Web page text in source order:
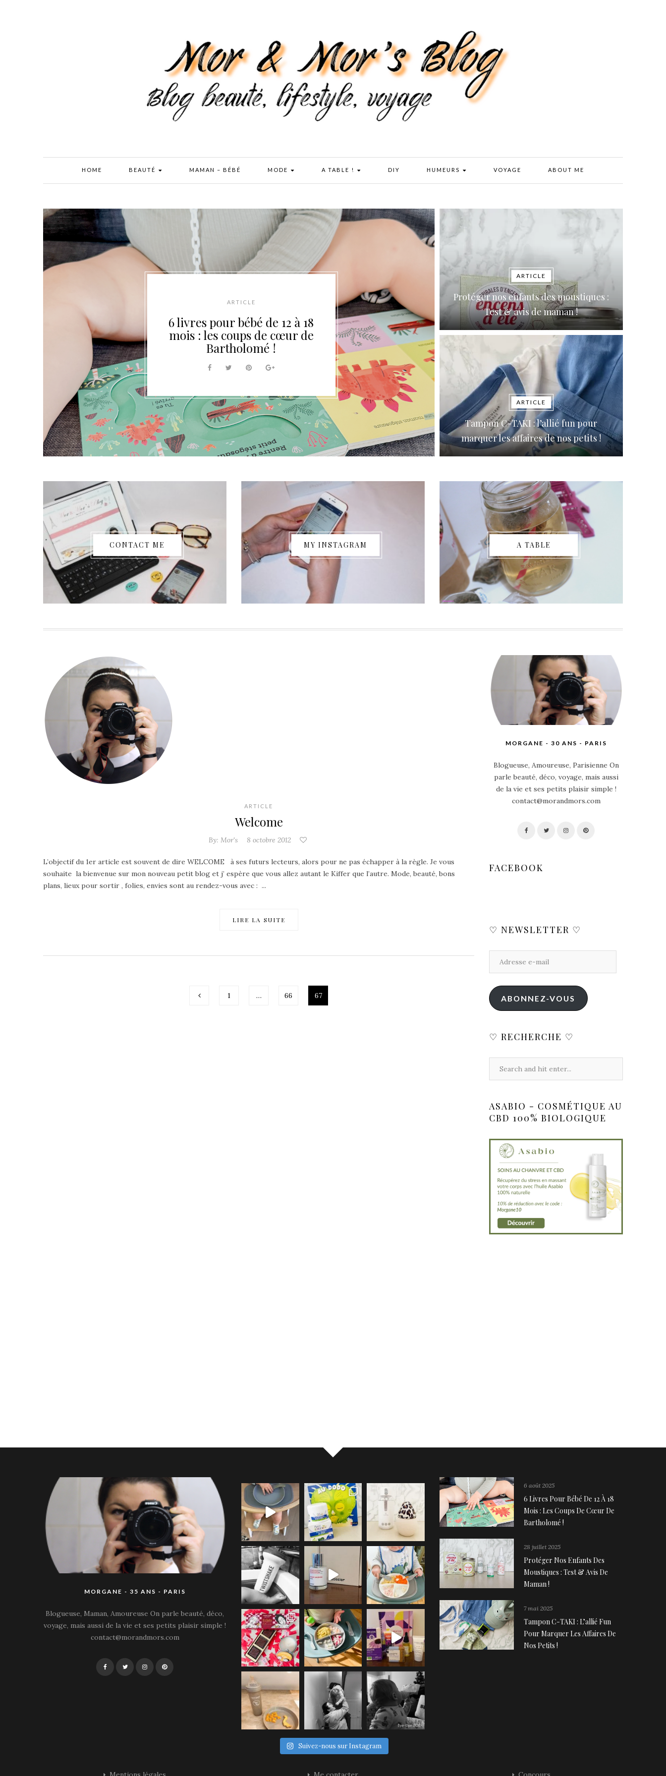
HOME BEAUTÉ MAMAN – BÉBÉ MODE A TABLE ! DIY HUMEURS VOYAGE ABOUT ME
ARTICLE
6 livres pour bébé de 12 à 18
mois : les coups de cœur de
Bartholomé !
ARTICLE
Protéger nos enfants des moustiques :
Test & avis de maman !
ARTICLE
Tampon C-TAKI : l’allié fun pour
marquer les affaires de nos petits !
CONTACT ME MY INSTAGRAM A TABLE
ARTICLE
Welcome
By: Mor's 8 octobre 2012
L’objectif du 1er article est souvent de dire WELCOME à ses futurs lecteurs, alors pour ne pas échapper à la règle. Je vous
souhaite la bienvenue sur mon nouveau petit blog et j’ espère que vous allez autant le Kiffer que l’autre. Mode, beauté, bons
plans, lieux pour sortir , folies, envies sont au rendez-vous avec : ...
LIRE LA SUITE
1 … 66 67
MORGANE - 30 ANS - PARIS
Blogueuse, Amoureuse, Parisienne On
parle beauté, déco, voyage, mais aussi
de la vie et ses petits plaisir simple !
contact@morandmors.com
FACEBOOK
♡ NEWSLETTER ♡
ABONNEZ-VOUS
♡ RECHERCHE ♡
ASABIO - COSMÉTIQUE AU
CBD 100% BIOLOGIQUE
MORGANE - 35 ANS - PARIS
Blogueuse, Maman, Amoureuse On parle beauté, déco,
voyage, mais aussi de la vie et ses petits plaisir simple !
contact@morandmors.com
Suivez-nous sur Instagram
6 août 2025
6 Livres Pour Bébé De 12 À 18
Mois : Les Coups De Cœur De
Bartholomé !
28 juillet 2025
Protéger Nos Enfants Des
Moustiques : Test & Avis De
Maman !
7 mai 2025
Tampon C-TAKI : L’allié Fun
Pour Marquer Les Affaires De
Nos Petits !